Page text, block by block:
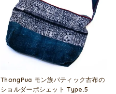
ThongPua モン族バティック古布の
ショルダーポシェット Type.5